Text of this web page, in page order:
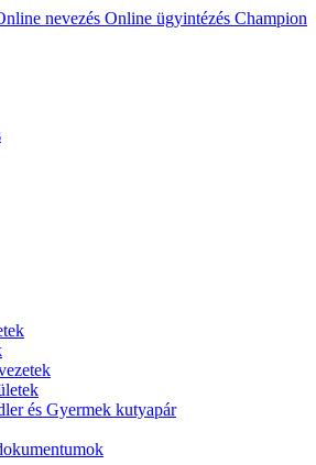
nevezés Online ügyintézés Champion
és Gyermek kutyapár